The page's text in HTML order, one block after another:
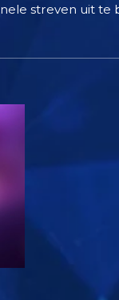
streven uit te